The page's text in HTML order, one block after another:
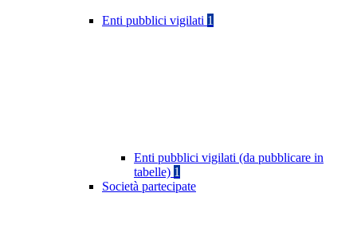
Enti pubblici vigilati 1
Enti pubblici vigilati (da pubblicare in
tabelle) 1
Società partecipate